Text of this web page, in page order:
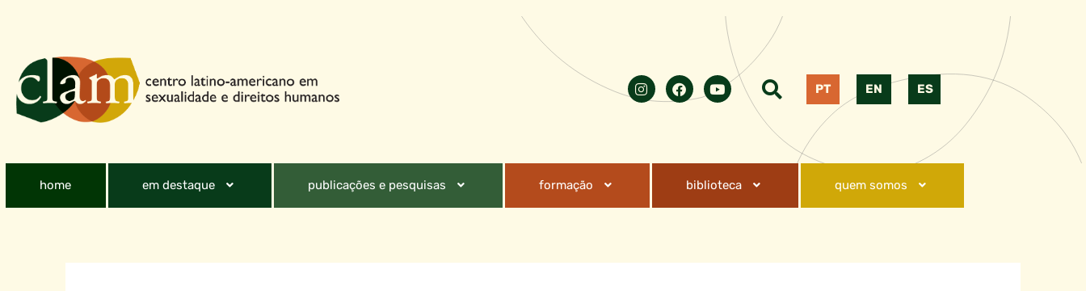
PT EN ES
home em destaque publicações e pesquisas formação biblioteca quem somos